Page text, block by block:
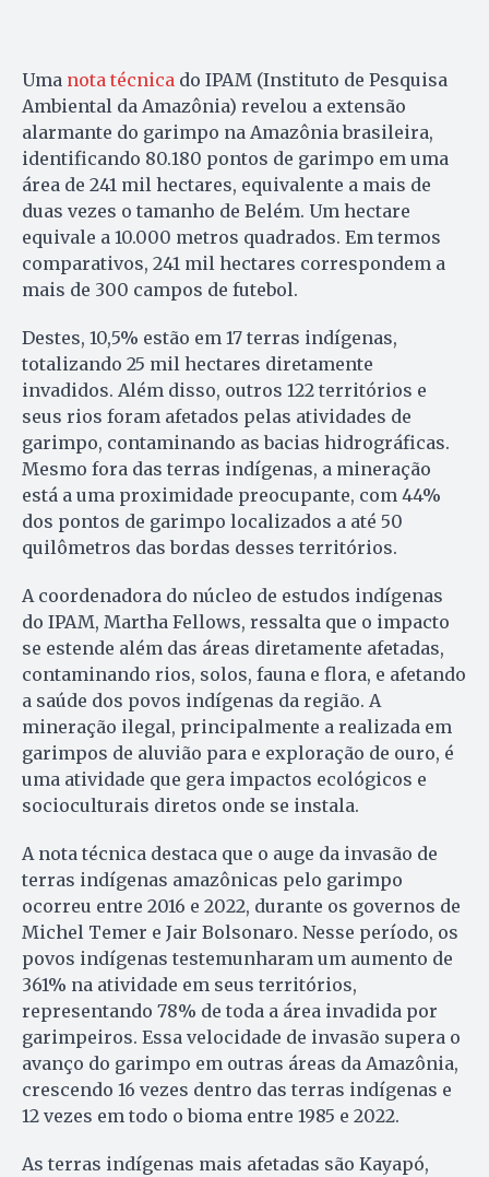
Uma nota técnica do IPAM (Instituto de Pesquisa
Ambiental da Amazônia) revelou a extensão
alarmante do garimpo na Amazônia brasileira,
identificando 80.180 pontos de garimpo em uma
área de 241 mil hectares, equivalente a mais de
duas vezes o tamanho de Belém. Um hectare
equivale a 10.000 metros quadrados. Em termos
comparativos, 241 mil hectares correspondem a
mais de 300 campos de futebol.
Destes, 10,5% estão em 17 terras indígenas,
totalizando 25 mil hectares diretamente
invadidos. Além disso, outros 122 territórios e
seus rios foram afetados pelas atividades de
garimpo, contaminando as bacias hidrográficas.
Mesmo fora das terras indígenas, a mineração
está a uma proximidade preocupante, com 44%
dos pontos de garimpo localizados a até 50
quilômetros das bordas desses territórios.
A coordenadora do núcleo de estudos indígenas
do IPAM, Martha Fellows, ressalta que o impacto
se estende além das áreas diretamente afetadas,
contaminando rios, solos, fauna e flora, e afetando
a saúde dos povos indígenas da região. A
mineração ilegal, principalmente a realizada em
garimpos de aluvião para e exploração de ouro, é
uma atividade que gera impactos ecológicos e
socioculturais diretos onde se instala.
A nota técnica destaca que o auge da invasão de
terras indígenas amazônicas pelo garimpo
ocorreu entre 2016 e 2022, durante os governos de
Michel Temer e Jair Bolsonaro. Nesse período, os
povos indígenas testemunharam um aumento de
361% na atividade em seus territórios,
representando 78% de toda a área invadida por
garimpeiros. Essa velocidade de invasão supera o
avanço do garimpo em outras áreas da Amazônia,
crescendo 16 vezes dentro das terras indígenas e
12 vezes em todo o bioma entre 1985 e 2022.
As terras indígenas mais afetadas são Kayapó,